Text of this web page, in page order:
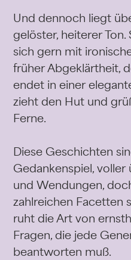
Und dennoch liegt
gelöster, heiterer
sich gern mit
früher Abgeklärtheit,
endet in einer
zieht den Hut und
Ferne.
Diese Geschichten
Gedankenspiel,
und Wendungen,
zahlreichen Facetten
ruht die Art von
Fragen, die jede
beantworten muß.